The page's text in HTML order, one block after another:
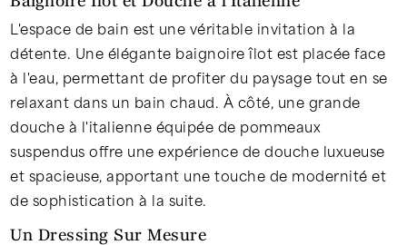
L'espace de bain est une véritable invitation à la
détente. Une élégante baignoire îlot est placée face
à l'eau, permettant de profiter du paysage tout en se
relaxant dans un bain chaud. À côté, une grande
douche à l'italienne équipée de pommeaux
suspendus offre une expérience de douche luxueuse
et spacieuse, apportant une touche de modernité et
de sophistication à la suite.
Un Dressing Sur Mesure